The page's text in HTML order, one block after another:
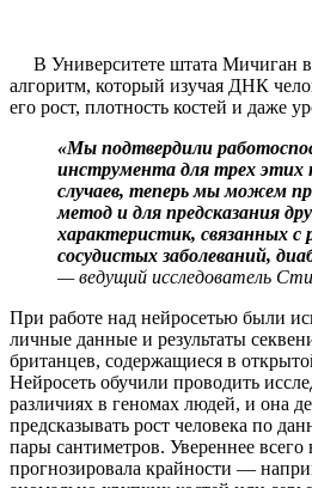
В Университете штата Мичиган
алгоритм, который изучая ДНК
его рост, плотность костей и даже
«Мы подтвердили
инструмента для трех этих
случаев, теперь мы можем
метод и для предсказания
характеристик, связанных с
сосудистых заболеваний,
— ведущий исследователь
При работе над нейросетью были
личные данные и результаты
британцев, содержащиеся в
Нейросеть обучили проводить
различиях в геномах людей, и она
предсказывать рост человека по
пары сантиметров. Увереннее всего
прогнозировала крайности —